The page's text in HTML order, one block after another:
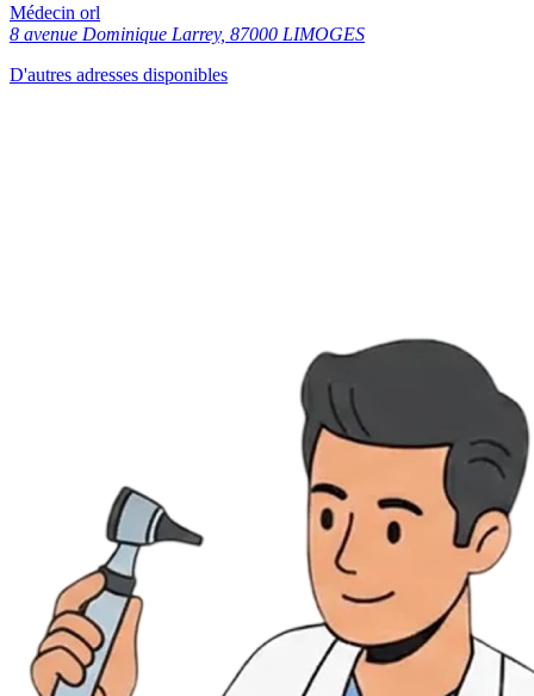
Médecin orl
8 avenue Dominique Larrey, 87000 LIMOGES
D'autres adresses disponibles